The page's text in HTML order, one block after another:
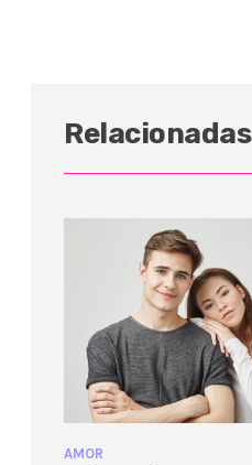
Relacionadas
AMOR